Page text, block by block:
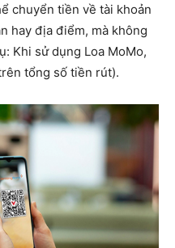
chuyển tiền về tài khoản
hay địa điểm, mà không
Khi sử dụng Loa MoMo,
tổng số tiền rút).